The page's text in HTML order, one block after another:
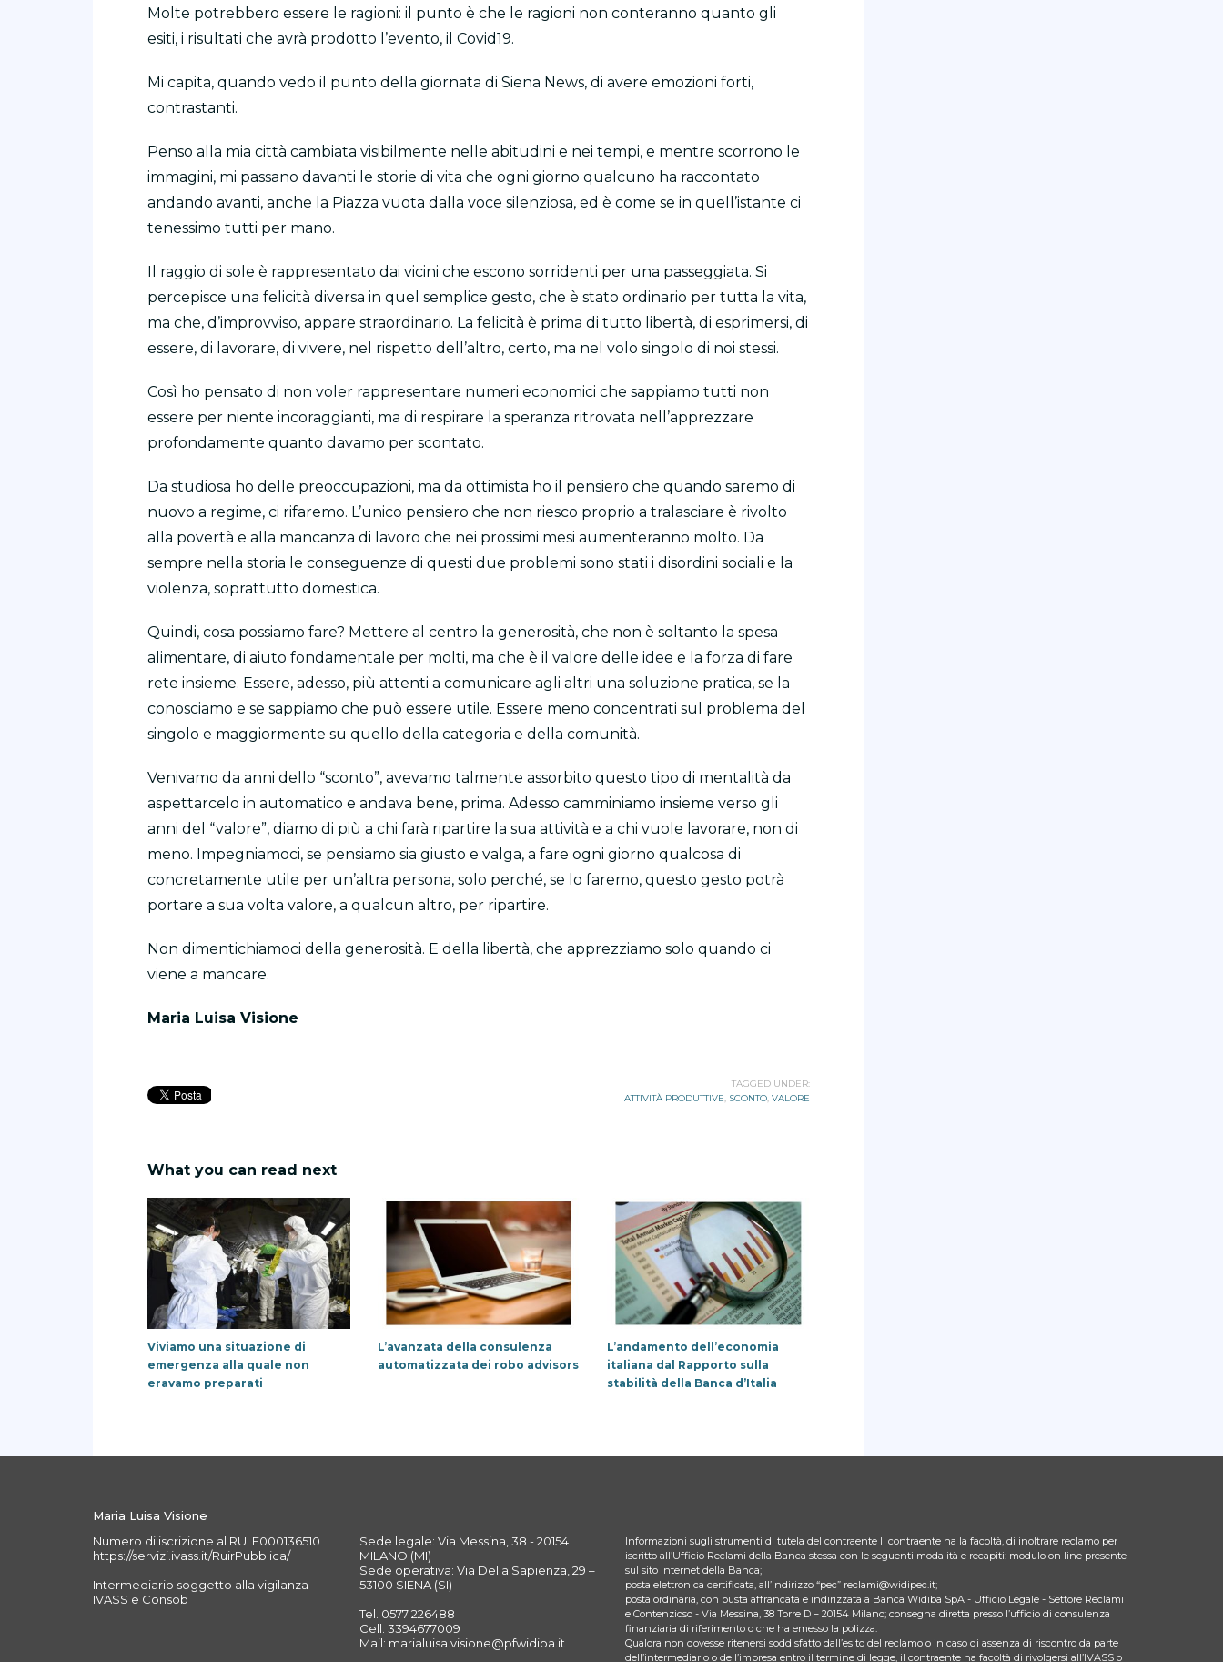
Molte potrebbero essere le ragioni: il punto è che le ragioni non conteranno quanto gli
esiti, i risultati che avrà prodotto l’evento, il Covid19.
Mi capita, quando vedo il punto della giornata di Siena News, di avere emozioni forti,
contrastanti.
Penso alla mia città cambiata visibilmente nelle abitudini e nei tempi, e mentre scorrono le
immagini, mi passano davanti le storie di vita che ogni giorno qualcuno ha raccontato
andando avanti, anche la Piazza vuota dalla voce silenziosa, ed è come se in quell’istante ci
tenessimo tutti per mano.
Il raggio di sole è rappresentato dai vicini che escono sorridenti per una passeggiata. Si
percepisce una felicità diversa in quel semplice gesto, che è stato ordinario per tutta la vita,
ma che, d’improvviso, appare straordinario. La felicità è prima di tutto libertà, di esprimersi, di
essere, di lavorare, di vivere, nel rispetto dell’altro, certo, ma nel volo singolo di noi stessi.
Così ho pensato di non voler rappresentare numeri economici che sappiamo tutti non
essere per niente incoraggianti, ma di respirare la speranza ritrovata nell’apprezzare
profondamente quanto davamo per scontato.
Da studiosa ho delle preoccupazioni, ma da ottimista ho il pensiero che quando saremo di
nuovo a regime, ci rifaremo. L’unico pensiero che non riesco proprio a tralasciare è rivolto
alla povertà e alla mancanza di lavoro che nei prossimi mesi aumenteranno molto. Da
sempre nella storia le conseguenze di questi due problemi sono stati i disordini sociali e la
violenza, soprattutto domestica.
Quindi, cosa possiamo fare? Mettere al centro la generosità, che non è soltanto la spesa
alimentare, di aiuto fondamentale per molti, ma che è il valore delle idee e la forza di fare
rete insieme. Essere, adesso, più attenti a comunicare agli altri una soluzione pratica, se la
conosciamo e se sappiamo che può essere utile. Essere meno concentrati sul problema del
singolo e maggiormente su quello della categoria e della comunità.
Venivamo da anni dello “sconto”, avevamo talmente assorbito questo tipo di mentalità da
aspettarcelo in automatico e andava bene, prima. Adesso camminiamo insieme verso gli
anni del “valore”, diamo di più a chi farà ripartire la sua attività e a chi vuole lavorare, non di
meno. Impegniamoci, se pensiamo sia giusto e valga, a fare ogni giorno qualcosa di
concretamente utile per un’altra persona, solo perché, se lo faremo, questo gesto potrà
portare a sua volta valore, a qualcun altro, per ripartire.
Non dimentichiamoci della generosità. E della libertà, che apprezziamo solo quando ci
viene a mancare.
Maria Luisa Visione
TAGGED UNDER:
ATTIVITÀ PRODUTTIVE, SCONTO, VALORE
What you can read next
Viviamo una situazione di
emergenza alla quale non
eravamo preparati
L’avanzata della consulenza
automatizzata dei robo advisors
L’andamento dell’economia
italiana dal Rapporto sulla
stabilità della Banca d’Italia
Maria Luisa Visione
Numero di iscrizione al RUI E000136510
https://servizi.ivass.it/RuirPubblica/
Intermediario soggetto alla vigilanza
IVASS e Consob
Sede legale: Via Messina, 38 - 20154
MILANO (MI)
Sede operativa: Via Della Sapienza, 29 –
53100 SIENA (SI)
Tel. 0577 226488
Cell. 3394677009
Mail: marialuisa.visione@pfwidiba.it
Informazioni sugli strumenti di tutela del contraente Il contraente ha la facoltà, di inoltrare reclamo per
iscritto all’Ufficio Reclami della Banca stessa con le seguenti modalità e recapiti: modulo on line presente
sul sito internet della Banca;
posta elettronica certificata, all’indirizzo “pec” reclami@widipec.it;
posta ordinaria, con busta affrancata e indirizzata a Banca Widiba SpA - Ufficio Legale - Settore Reclami
e Contenzioso - Via Messina, 38 Torre D – 20154 Milano; consegna diretta presso l’ufficio di consulenza
finanziaria di riferimento o che ha emesso la polizza.
Qualora non dovesse ritenersi soddisfatto dall’esito del reclamo o in caso di assenza di riscontro da parte
dell’intermediario o dell’impresa entro il termine di legge, il contraente ha facoltà di rivolgersi all’IVASS o